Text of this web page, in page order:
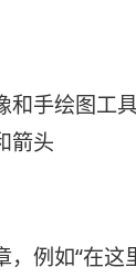
手绘图工
箭头
例如“在这